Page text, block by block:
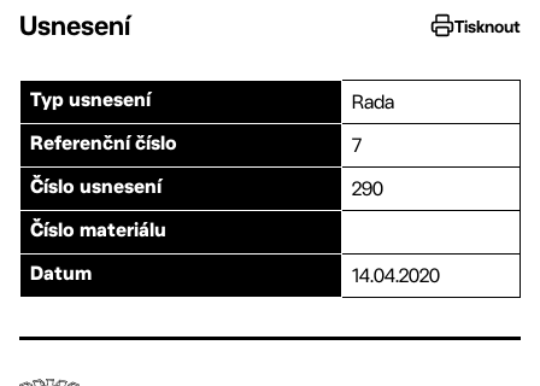
Usnesení Tisknout
Typ usnesení Rada
Referenční číslo 7
Číslo usnesení 290
Číslo materiálu
Datum 14.04.2020